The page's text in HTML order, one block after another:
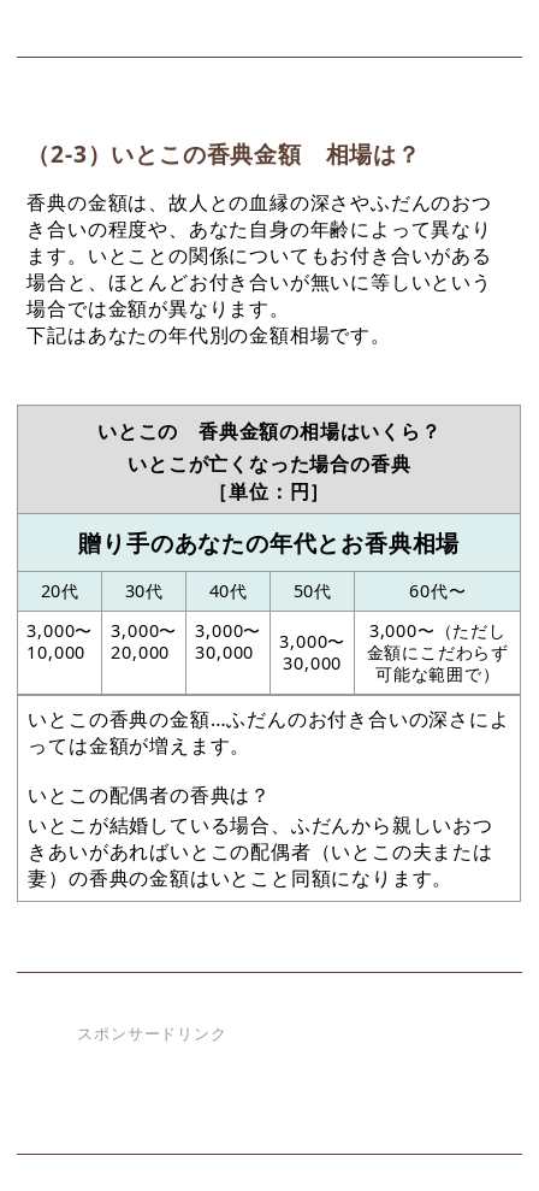
（2-3）いとこの香典金額 相場は？
香典の金額は、故人との血縁の深さやふだんのおつ
き合いの程度や、あなた自身の年齢によって異なり
ます。いとことの関係についてもお付き合いがある
場合と、ほとんどお付き合いが無いに等しいという
場合では金額が異なります。
下記はあなたの年代別の金額相場です。
いとこの 香典金額の相場はいくら？
いとこが亡くなった場合の香典
［単位：円］
贈り手のあなたの年代とお香典相場
20代 30代 40代 50代
60代〜
3,000〜
10,000
3,000〜
20,000
3,000〜
30,000
3,000〜
30,000
3,000〜（ただし
金額にこだわらず
可能な範囲で）
いとこの香典の金額…ふだんのお付き合いの深さによ
っては金額が増えます。
いとこの配偶者の香典は？
いとこが結婚している場合、ふだんから親しいおつ
きあいがあればいとこの配偶者（いとこの夫または
妻）の香典の金額はいとこと同額になります。
スポンサードリンク